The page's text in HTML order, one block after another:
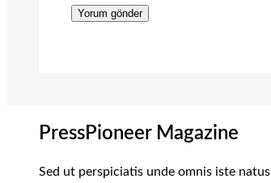
PressPioneer Magazine
Sed ut perspiciatis unde omnis iste natus